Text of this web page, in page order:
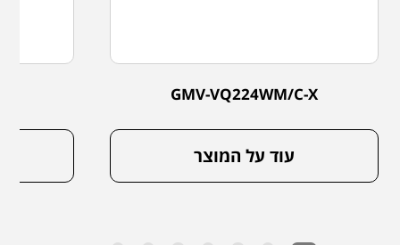
GMV-VQ224WM/C-X
עוד על המוצר